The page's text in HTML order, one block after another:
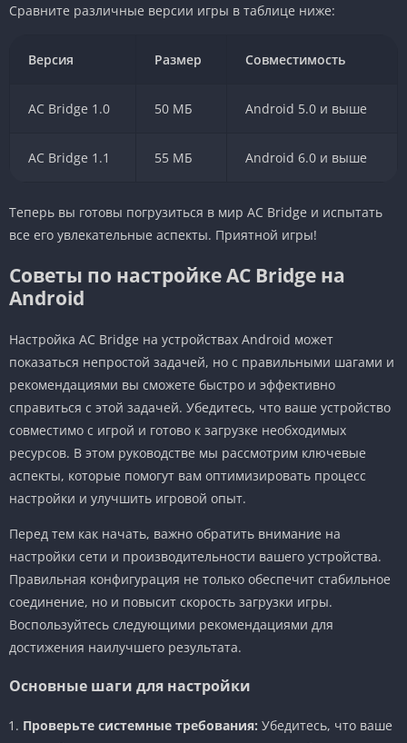
Сравните различные версии игры в таблице ниже:
Версия Размер Совместимость
AC Bridge 1.0 50 МБ Android 5.0 и выше
AC Bridge 1.1 55 МБ Android 6.0 и выше
Теперь вы готовы погрузиться в мир AC Bridge и испытать
все его увлекательные аспекты. Приятной игры!
Советы по настройке AC Bridge на
Android
Настройка AC Bridge на устройствах Android может
показаться непростой задачей, но с правильными шагами и
рекомендациями вы сможете быстро и эффективно
справиться с этой задачей. Убедитесь, что ваше устройство
совместимо с игрой и готово к загрузке необходимых
ресурсов. В этом руководстве мы рассмотрим ключевые
аспекты, которые помогут вам оптимизировать процесс
настройки и улучшить игровой опыт.
Перед тем как начать, важно обратить внимание на
настройки сети и производительности вашего устройства.
Правильная конфигурация не только обеспечит стабильное
соединение, но и повысит скорость загрузки игры.
Воспользуйтесь следующими рекомендациями для
достижения наилучшего результата.
Основные шаги для настройки
Проверьте системные требования: Убедитесь, что ваше